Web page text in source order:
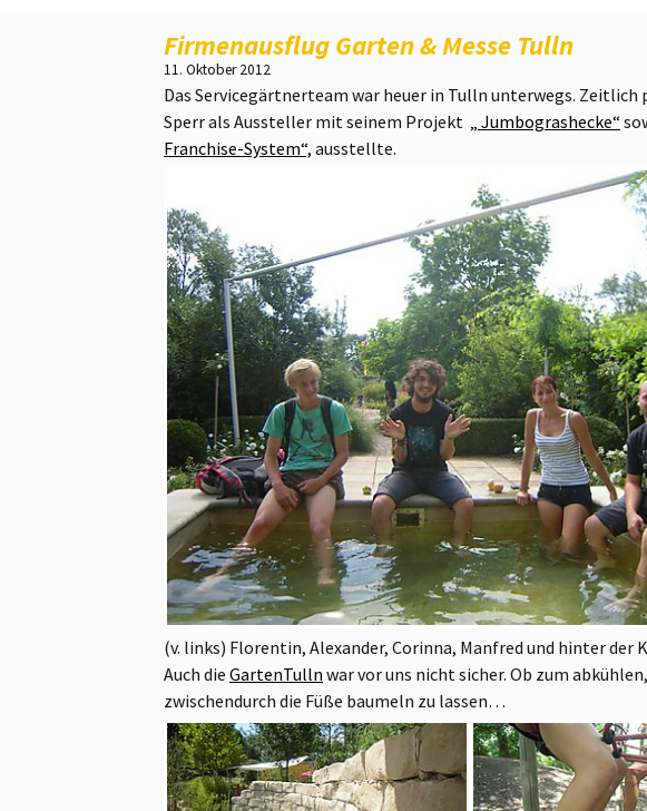
Firmenausflug Garten & Messe Tulln
11. Oktober 2012
Das Servicegärtnerteam war heuer in Tulln unterwegs. Zeitlich
Sperr als Aussteller mit seinem Projekt „ Jumbograshecke“
Franchise-System“, ausstellte.
(v. links) Florentin, Alexander, Corinna, Manfred und hinter der
Auch die GartenTulln war vor uns nicht sicher. Ob zum
zwischendurch die Füße baumeln zu lassen…